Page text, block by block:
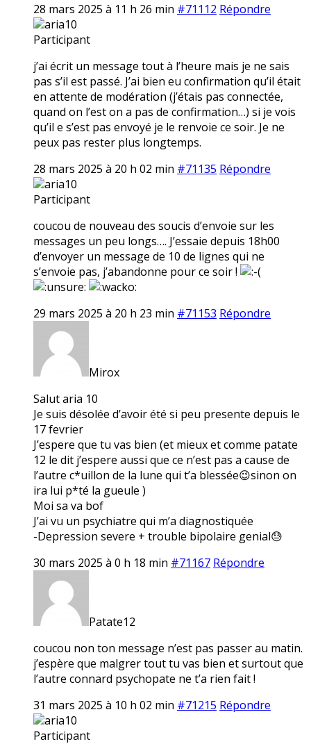
28 mars 2025 à 11 h 26 min #71112 Répondre
aria10
Participant
j’ai écrit un message tout à l’heure mais je ne sais
pas s’il est passé. J’ai bien eu confirmation qu’il était
en attente de modération (j’étais pas connectée,
quand on l’est on a pas de confirmation…) si je vois
qu’il e s’est pas envoyé je le renvoie ce soir. Je ne
peux pas rester plus longtemps.
28 mars 2025 à 20 h 02 min #71135 Répondre
aria10
Participant
coucou de nouveau des soucis d’envoie sur les
messages un peu longs…. J’essaie depuis 18h00
d’envoyer un message de 10 de lignes qui ne
s’envoie pas, j’abandonne pour ce soir !
29 mars 2025 à 20 h 23 min #71153 Répondre
Mirox
Salut aria 10
Je suis désolée d’avoir été si peu presente depuis le
17 fevrier
J’espere que tu vas bien (et mieux et comme patate
12 le dit j’espere aussi que ce n’est pas a cause de
l’autre c*uillon de la lune qui t’a blessée😉sinon on
ira lui p*té la gueule )
Moi sa va bof
J’ai vu un psychiatre qui m’a diagnostiquée
-Depression severe + trouble bipolaire genial😓
30 mars 2025 à 0 h 18 min #71167 Répondre
Patate12
coucou non ton message n’est pas passer au matin.
j’espère que malgrer tout tu vas bien et surtout que
l’autre connard psychopate ne t’a rien fait !
31 mars 2025 à 10 h 02 min #71215 Répondre
aria10
Participant